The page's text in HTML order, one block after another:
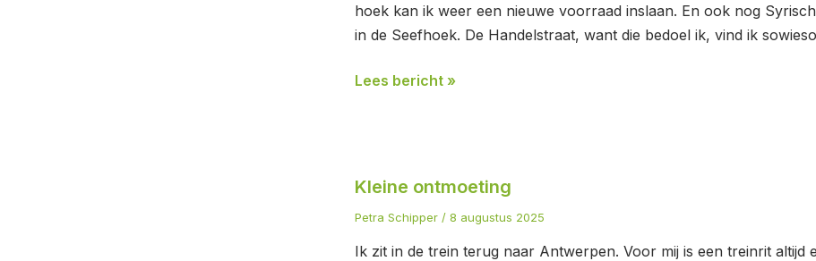
hoek kan ik weer een nieuwe voorraad inslaan. En ook nog
in de Seefhoek. De Handelstraat, want die bedoel ik, vind ik
Lees bericht »
Kleine ontmoeting
Petra Schipper / 8 augustus 2025
Ik zit in de trein terug naar Antwerpen. Voor mij is een treinrit altijd
ontmoeting